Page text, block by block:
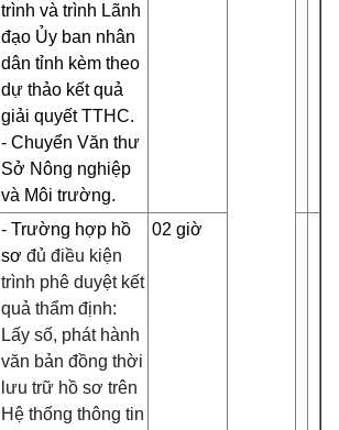
trình và trình Lãnh
đạo Ủy ban nhân
dân tỉnh kèm theo
dự thảo kết quả
giải quyết TTHC.
- Chuyển Văn thư
Sở Nông nghiệp
và Môi trường.
- Trường hợp hồ
sơ đủ điều kiện
trình phê duyệt kết
quả thẩm định:
Lấy số, phát hành
văn bản đồng thời
lưu trữ hồ sơ trên
Hệ thống thông tin
02 giờ